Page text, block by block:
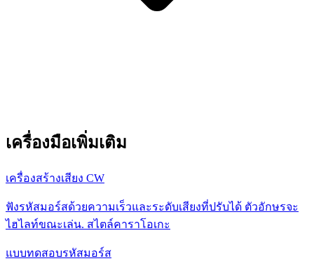
เครื่องมือเพิ่มเติม
เครื่องสร้างเสียง CW
ฟังรหัสมอร์สด้วยความเร็วและระดับเสียงที่ปรับได้ ตัวอักษรจะ
ไฮไลท์ขณะเล่น. สไตล์คาราโอเกะ
แบบทดสอบรหัสมอร์ส